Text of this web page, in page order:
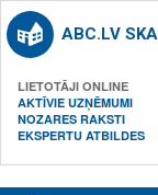
ABC.LV
LIETOTĀJI ONLINE
AKTĪVIE UZŅĒMUMI
NOZARES RAKSTI
EKSPERTU ATBILDES